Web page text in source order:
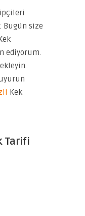
Bugün size
ediyorum.
Kek
Tarifi